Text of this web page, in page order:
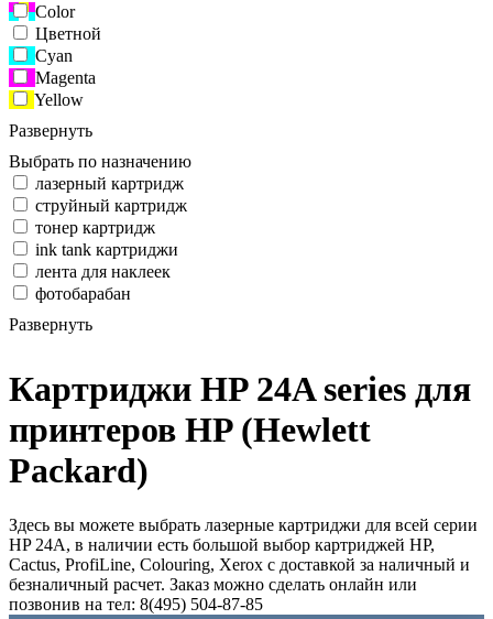
Color
Цветной
Cyan
Magenta
Yellow
Развернуть
Выбрать по назначению
лазерный картридж
струйный картридж
тонер картридж
ink tank картриджи
лента для наклеек
фотобарабан
Развернуть
Картриджи HP 24A series для
принтеров HP (Hewlett
Packard)
Здесь вы можете выбрать лазерные картриджи для всей серии
HP 24A, в наличии есть большой выбор картриджей HP,
Cactus, ProfiLine, Colouring, Xerox с доставкой за наличный и
безналичный расчет. Заказ можно сделать онлайн или
позвонив на тел: 8(495) 504-87-85